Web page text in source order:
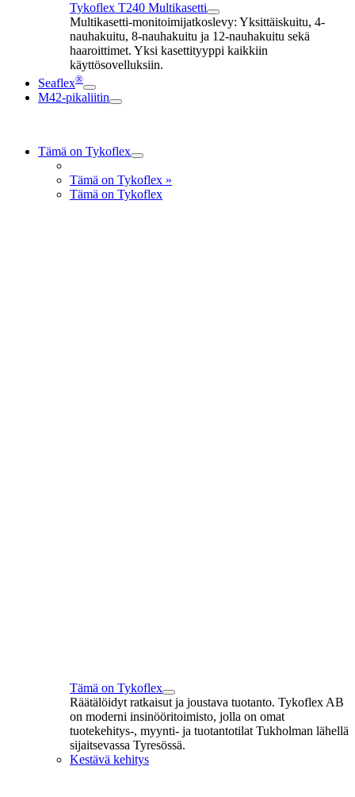
Tykoflex T240 Multikasetti
Multikasetti-monitoimijatkoslevy: Yksittäiskuitu, 4-
nauhakuitu, 8-nauhakuitu ja 12-nauhakuitu sekä
haaroittimet. Yksi kasettityyppi kaikkiin
käyttösovelluksiin.
Seaflex®
M42-pikaliitin
Tämä on Tykoflex
Tämä on Tykoflex »
Tämä on Tykoflex
Tämä on Tykoflex
Räätälöidyt ratkaisut ja joustava tuotanto. Tykoflex AB
on moderni insinööritoimisto, jolla on omat
tuotekehitys-, myynti- ja tuotantotilat Tukholman lähellä
sijaitsevassa Tyresössä.
Kestävä kehitys